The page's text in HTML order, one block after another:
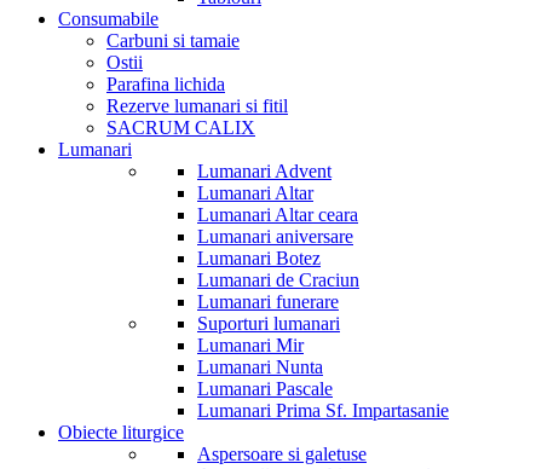
Consumabile
Carbuni si tamaie
Ostii
Parafina lichida
Rezerve lumanari si fitil
SACRUM CALIX
Lumanari
Lumanari Advent
Lumanari Altar
Lumanari Altar ceara
Lumanari aniversare
Lumanari Botez
Lumanari de Craciun
Lumanari funerare
Suporturi lumanari
Lumanari Mir
Lumanari Nunta
Lumanari Pascale
Lumanari Prima Sf. Impartasanie
Obiecte liturgice
Aspersoare si galetuse